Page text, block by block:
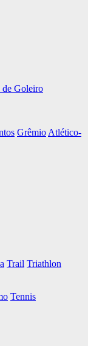
de Goleiro
Grêmio Atlético-
Trail Triathlon
Tennis